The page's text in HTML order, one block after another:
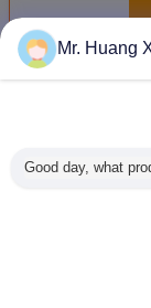
多く段階の対照
Mr. Huang
Good day, what